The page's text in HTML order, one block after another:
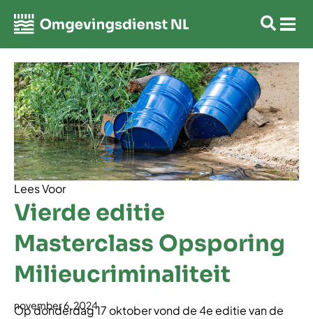
Lees Voor
Vierde editie
Masterclass Opsporing
Milieucriminaliteit
november 6, 2024
Op donderdag 17 oktober vond de 4e editie van de